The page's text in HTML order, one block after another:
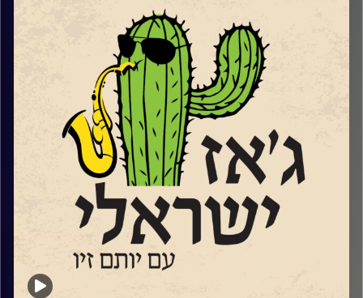
מפתיע, לא אצל כולם זו אהבת חינם. אבל אנחנו תוכנית קירוב
לבבות תמידית שמנסה לקרב אוהבי מוזיקה ישראלים לג'ז
הישראלי. ואנחנו עושים זאת באהבה גדולה. אהבת חינם…
השבוע בגלל שעברנו את תשעה באב ובגלל שאנחנו תוכנית
ישראלית, שמענו הרבה יותר שירים עם מילים אבל גם מוזיקה
אינסטרומנטלית ללב ולנשמה.
קרדיט תמונות: רותם בר-אילן